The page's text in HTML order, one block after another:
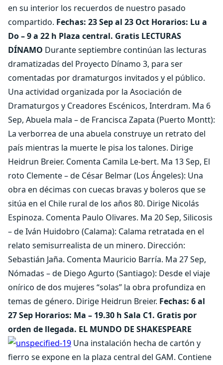
en su interior los recuerdos de nuestro pasado
compartido. Fechas: 23 Sep al 23 Oct Horarios: Lu a
Do – 9 a 22 h Plaza central. Gratis LECTURAS
DÍNAMO Durante septiembre continúan las lecturas
dramatizadas del Proyecto Dínamo 3, para ser
comentadas por dramaturgos invitados y el público.
Una actividad organizada por la Asociación de
Dramaturgos y Creadores Escénicos, Interdram. Ma 6
Sep, Abuela mala – de Francisca Zapata (Puerto Montt):
La verborrea de una abuela construye un retrato del
país mientras la muerte le pisa los talones. Dirige
Heidrun Breier. Comenta Camila Le-bert. Ma 13 Sep, El
roto Clemente – de César Belmar (Los Ángeles): Una
obra en décimas con cuecas bravas y boleros que se
sitúa en el Chile rural de los años 80. Dirige Nicolás
Espinoza. Comenta Paulo Olivares. Ma 20 Sep, Silicosis
– de Iván Huidobro (Calama): Calama retratada en el
relato semisurrealista de un minero. Dirección:
Sebastián Jaña. Comenta Mauricio Barría. Ma 27 Sep,
Nómadas – de Diego Agurto (Santiago): Desde el viaje
onírico de dos mujeres “solas” la obra profundiza en
temas de género. Dirige Heidrun Breier. Fechas: 6 al
27 Sep Horarios: Ma – 19.30 h Sala C1. Gratis por
orden de llegada. EL MUNDO DE SHAKESPEARE
Una instalación hecha de cartón y
fierro se expone en la plaza central del GAM. Contiene